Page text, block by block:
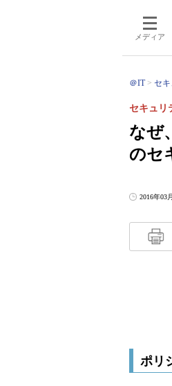
メディア
＠IT セキ
なぜ
のセ
セキュリ
2016年03
ポリ